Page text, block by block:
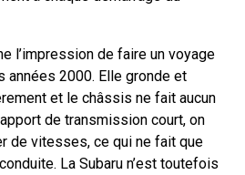
l’impression de faire un voyage
années 2000. Elle gronde et
et le châssis ne fait aucun
de transmission court, on
de vitesses, ce qui ne fait que
La Subaru n’est toutefois